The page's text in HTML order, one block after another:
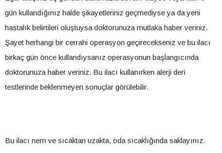
gün kullandığınız halde şikayetleriniz geçmediyse ya da yeni
hastalık belirtileri oluştuysa doktorunuza mutlaka haber veriniz.
Şayet herhangi bir cerrahi operasyon geçirecekseniz ve bu ilacı
birkaç gün önce kullandıysanız operasyonun başlangıcında
doktorunuza haber veriniz. Bu ilacı kullanırken alerji deri
testlerinde beklenmeyen sonuçlar görülebilir.
Bu ilacı nem ve sıcaktan uzakta, oda sıcaklığında saklayınız.